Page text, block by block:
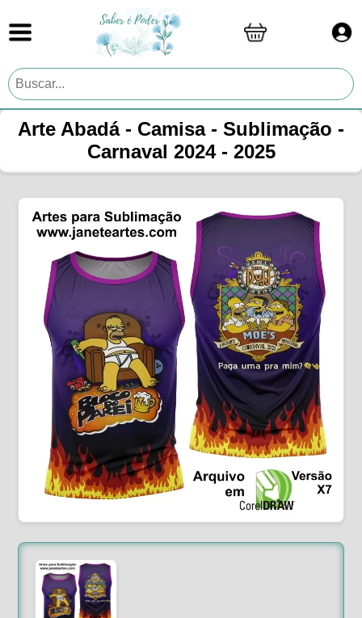
Arte Abadá - Camisa - Sublimação -
Carnaval 2024 - 2025